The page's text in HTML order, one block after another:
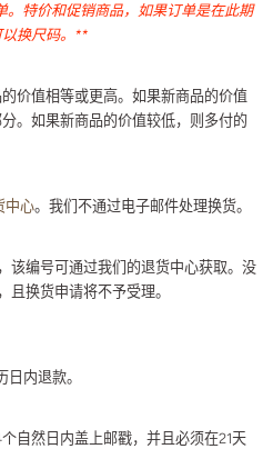
特价和促销商品，如果订单是在此期
换尺码。**
价值相等或更高。如果新商品的价值
。如果新商品的价值较低，则多付的
中心。我们不通过电子邮件处理换货。
该编号可通过我们的退货中心获取。没
且换货申请将不予受理。
日内退款。
自然日内盖上邮戳，并且必须在21天